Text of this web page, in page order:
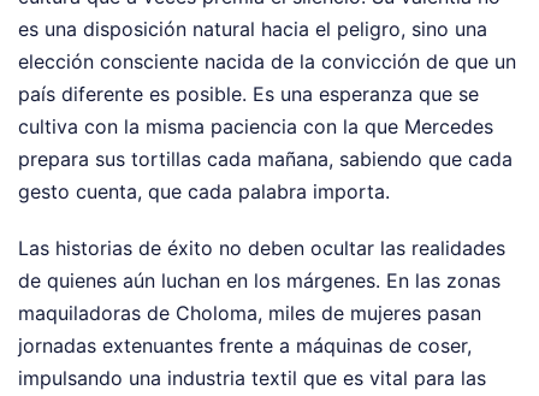
es una disposición natural hacia el peligro, sino una
elección consciente nacida de la convicción de que un
país diferente es posible. Es una esperanza que se
cultiva con la misma paciencia con la que Mercedes
prepara sus tortillas cada mañana, sabiendo que cada
gesto cuenta, que cada palabra importa.
Las historias de éxito no deben ocultar las realidades
de quienes aún luchan en los márgenes. En las zonas
maquiladoras de Choloma, miles de mujeres pasan
jornadas extenuantes frente a máquinas de coser,
impulsando una industria textil que es vital para las